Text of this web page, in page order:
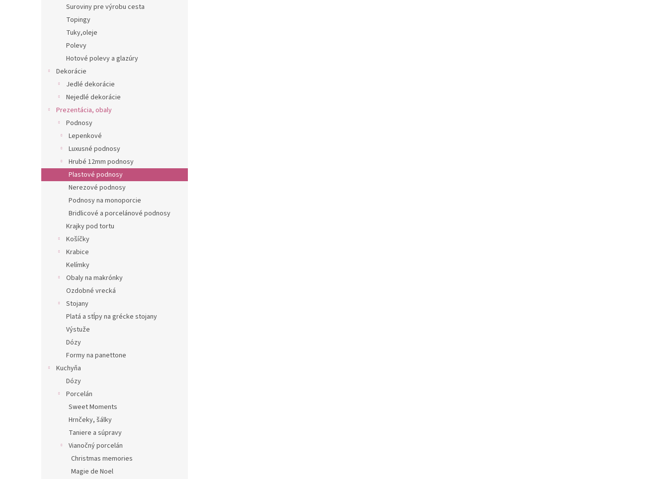
Suroviny pre výrobu cesta
Topingy
Tuky,oleje
Polevy
Hotové polevy a glazúry
Dekorácie
Jedlé dekorácie
Nejedlé dekorácie
Prezentácia, obaly
Podnosy
Lepenkové
Luxusné podnosy
Hrubé 12mm podnosy
Plastové podnosy
Nerezové podnosy
Podnosy na monoporcie
Bridlicové a porcelánové podnosy
Krajky pod tortu
Košíčky
Krabice
Kelímky
Obaly na makrónky
Ozdobné vrecká
Stojany
Platá a stĺpy na grécke stojany
Výstuže
Dózy
Formy na panettone
Kuchyňa
Dózy
Porcelán
Sweet Moments
Hrnčeky, šálky
Taniere a súpravy
Vianočný porcelán
Christmas memories
Magie de Noel